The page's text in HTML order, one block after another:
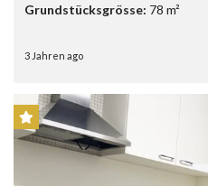
Grundstücksgrösse: 78 m²
3 Jahren ago